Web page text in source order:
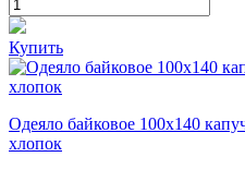
Купить
Одеяло байковое 100х140
хлопок